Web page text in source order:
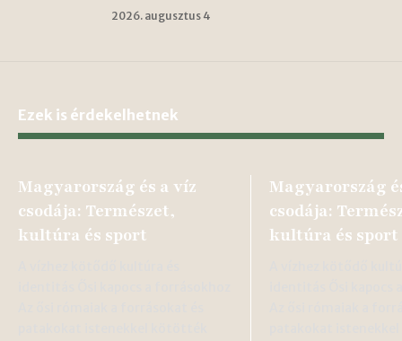
2026. augusztus 4
Ezek is érdekelhetnek
Magyarország és a víz
csodája: Természet,
kultúra és sport
Magyarország
csodája:
kultúra és sport